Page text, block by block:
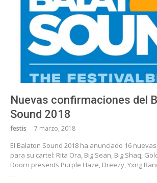
Nuevas confirmaciones del
Sound 2018
festis 7 marzo, 2018
El Balaton Sound 2018 ha anunciado 16
para su cartel: Rita Ora, Big Sean, Big Shaq,
Doorn presents Purple Haze, Dreezy, Yxng
…